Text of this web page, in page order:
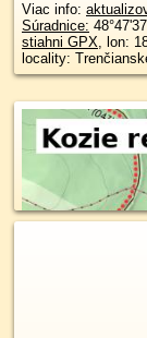
Viac info:
Súradnice:
stiahni GPX, lon:
locality: